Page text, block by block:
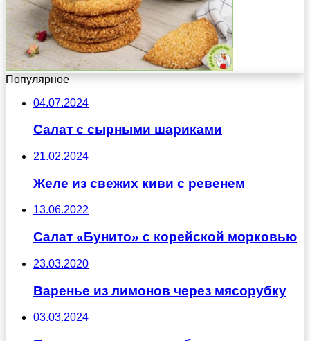
Популярное
04.07.2024
Салат с сырными шариками
21.02.2024
Желе из свежих киви с ревенем
13.06.2022
Салат «Бунито» с корейской морковью
23.03.2020
Варенье из лимонов через мясорубку
03.03.2024